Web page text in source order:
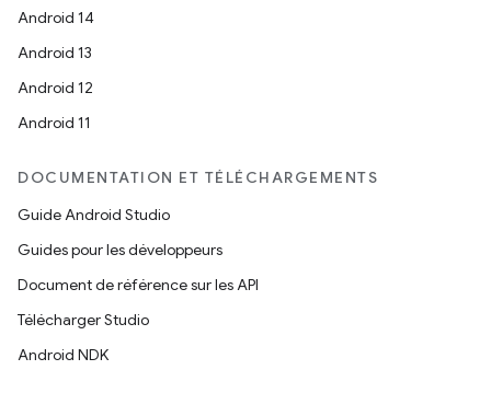
Android 14
Android 13
Android 12
Android 11
DOCUMENTATION ET TÉLÉCHARGEMENTS
Guide Android Studio
Guides pour les développeurs
Document de référence sur les API
Télécharger Studio
Android NDK